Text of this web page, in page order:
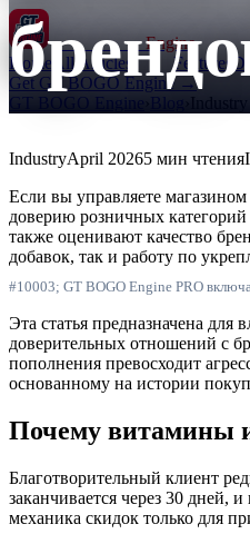
GT BOGOEngine
Home All Articles Features
Get GT BOGO Engine →
GT BOGO Engine ›Blog ›Industry
IndustryApril 20265 мин чтения
Если вы управляете
доверию розничных
также оценивают качество
добавок, так и работу по
#10003; GT BOGO Engine PRO
Эта статья предназначена
доверительных отношений с
пополнения превосходит
основанному на истории
Почему витамины
Благотворительный клиент
заканчивается через 30 дней,
механика скидок только для